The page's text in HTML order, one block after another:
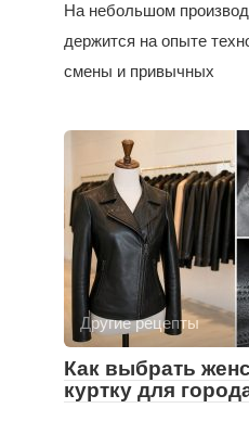
На небольшом
держится на опыте
смены и привычных
Другие рецепты
Как выбрать
куртку для